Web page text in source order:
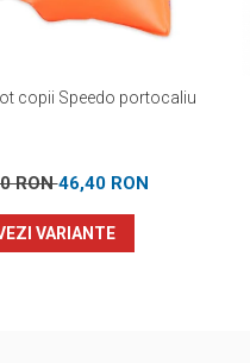
copii Speedo portocaliu
RON46,40 RON
VARIANTE